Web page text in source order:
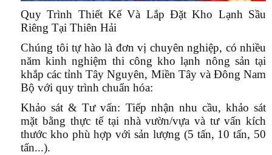
Quy Trình Thiết Kế Và Lắp Đặt Kho Lạnh Sầu
Riêng Tại Thiên Hải
Chúng tôi tự hào là đơn vị chuyên nghiệp, có nhiều
năm kinh nghiệm thi công kho lạnh nông sản tại
khắp các tỉnh Tây Nguyên, Miền Tây và Đông Nam
Bộ với quy trình chuẩn hóa:
Khảo sát & Tư vấn: Tiếp nhận nhu cầu, khảo sát
mặt bằng thực tế tại nhà vườn/vựa và tư vấn kích
thước kho phù hợp với sản lượng (5 tấn, 10 tấn, 50
tấn...).